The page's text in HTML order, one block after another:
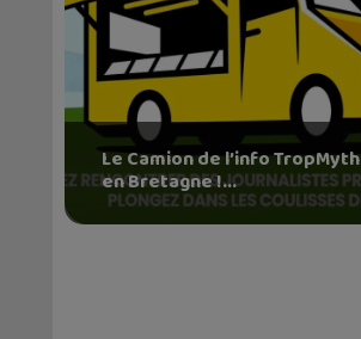
Le Camion de l’info
en Bretagne !...